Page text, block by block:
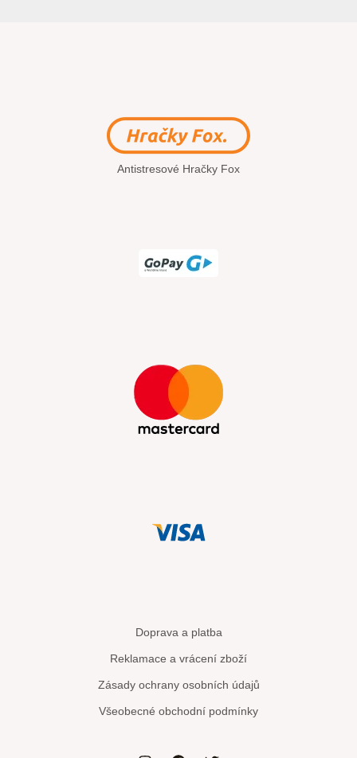
Antistresové Hračky Fox
Doprava a platba
Reklamace a vrácení zboží
Zásady ochrany osobních údajů
Všeobecné obchodní podmínky